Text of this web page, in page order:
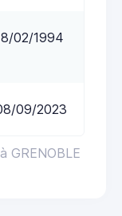
GRENOBLE
02/1994
09/2023